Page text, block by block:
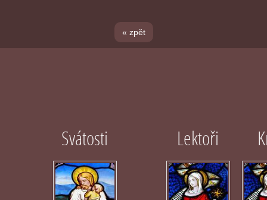
« zpět
Svátosti Lektoři